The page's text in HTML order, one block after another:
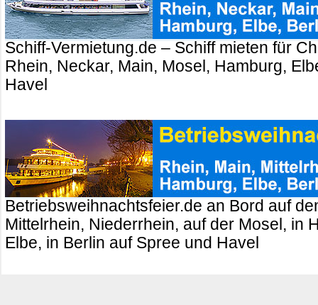
Schiff-Vermietung.de – Schiff mieten für
Rhein, Neckar, Main, Mosel, Hamburg,
Havel
Betriebsweihnachtsfeier.de an Bord auf
Mittelrhein, Niederrhein, auf der Mosel, in
Elbe, in Berlin auf Spree und Havel